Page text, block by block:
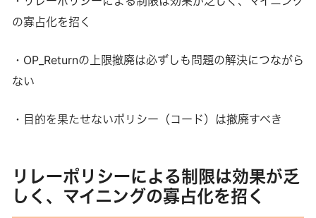
い
の寡占化を招く
・OP_Returnの上限撤廃は必ずしも問題の解決につながら
ない
・目的を果たせないポリシー（コード）は撤廃すべき
リレーポリシーによる制限は効果が乏
しく、マイニングの寡占化を招く